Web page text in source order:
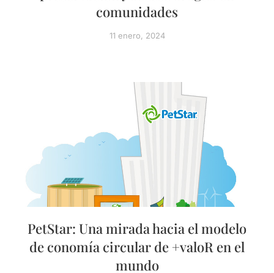
comunidades
11 enero, 2024
PetStar: Una mirada hacia el modelo
de conomía circular de +valoR en el
mundo